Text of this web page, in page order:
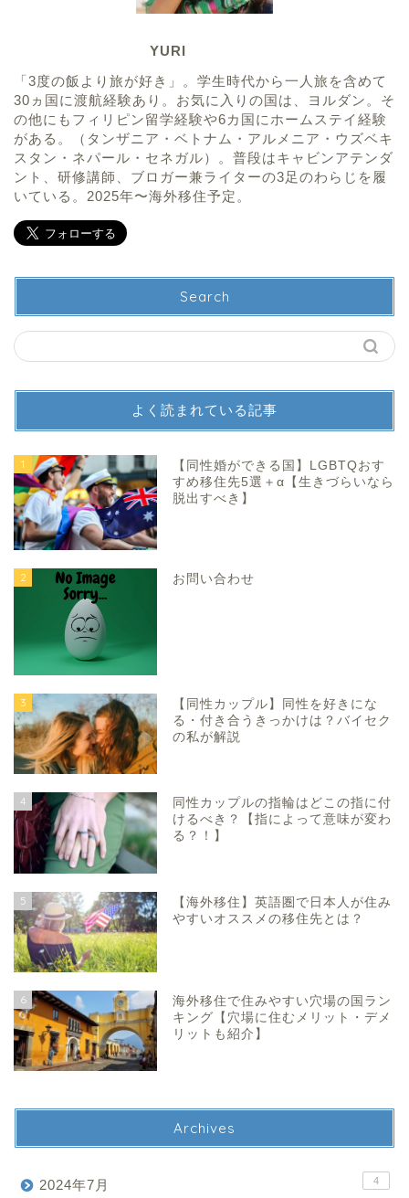
YURI
「3度の飯より旅が好き」。学生時代から一人旅を含めて
30ヵ国に渡航経験あり。お気に入りの国は、ヨルダン。そ
の他にもフィリピン留学経験や6カ国にホームステイ経験
がある。（タンザニア・ベトナム・アルメニア・ウズベキ
スタン・ネパール・セネガル）。普段はキャビンアテンダ
ント、研修講師、ブロガー兼ライターの3足のわらじを履
いている。2025年〜海外移住予定。
Search
よく読まれている記事
1
【同性婚ができる国】LGBTQおす
すめ移住先5選＋α【生きづらいなら
脱出すべき】
2 お問い合わせ
3
【同性カップル】同性を好きにな
る・付き合うきっかけは？バイセク
の私が解説
4
同性カップルの指輪はどこの指に付
けるべき？【指によって意味が変わ
る？！】
5
【海外移住】英語圏で日本人が住み
やすいオススメの移住先とは？
6
海外移住で住みやすい穴場の国ラン
キング【穴場に住むメリット・デメ
リットも紹介】
Archives
2024年7月 4